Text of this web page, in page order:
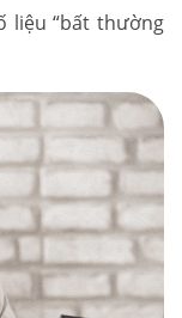
liệu “bất thường